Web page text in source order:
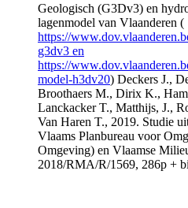
Geologisch (G3Dv3) en
lagenmodel van Vlaanderen (
https://
g3dv3 en
https://
model-h3dv20) Deckers J.,
Broothaers M., Dirix K.,
Lanckacker T., Matthijs, J.,
Van Haren T., 2019. Studie
Vlaams Planbureau voor
Omgeving) en Vlaamse
2018/RMA/R/1569, 286p +